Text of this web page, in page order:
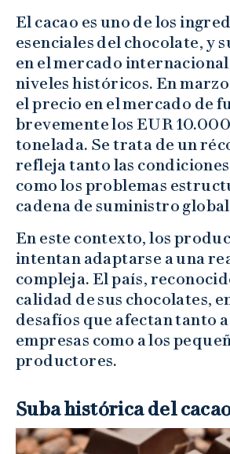
El cacao es uno de los
esenciales del chocolate, y
en el mercado
niveles históricos. En marzo
el precio en el mercado de
brevemente los EUR
tonelada. Se trata de un
refleja tanto las
como los problemas
cadena de suministro
En este contexto, los
intentan adaptarse a una
compleja. El país,
calidad de sus chocolates,
desafíos que afectan tanto
empresas como a los
productores.
Suba histórica del